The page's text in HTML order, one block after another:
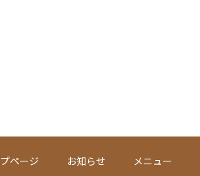
ページ お知らせ メニュー